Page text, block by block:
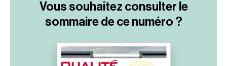
Vous souhaitez consulter le
sommairede ce numéro ?